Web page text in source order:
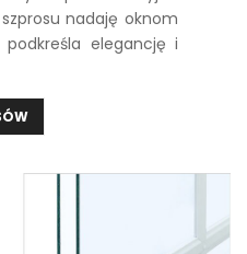
nadaję oknom
elegancję i